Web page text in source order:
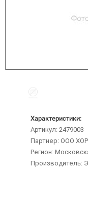
Характеристики:
Артикул: 2479003
Партнер: ООО
Регион:
Производитель: